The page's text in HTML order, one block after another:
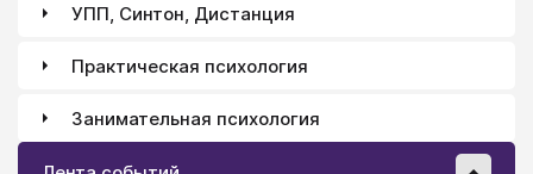
УПП, Синтон, Дистанция
Практическая психология
Занимательная психология